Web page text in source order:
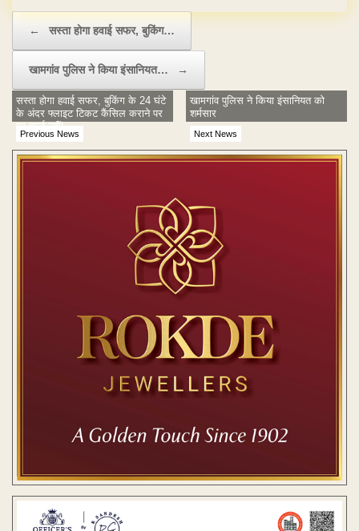
← सस्ता होगा हवाई सफर, बुकिंग…
खामगांव पुलिस ने किया इंसानियत… →
Previous News
सस्ता होगा हवाई सफर, बुकिंग के 24 घंटे
के अंदर फ्लाइट टिकट कैंसिल कराने पर
पर चार्ज नहीं!
Next News
खामगांव पुलिस ने किया इंसानियत को
शर्मसार